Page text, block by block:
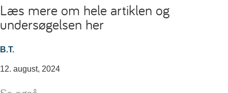
Læs mere om hele artiklen og
undersøgelsen her
B.T.
12. august, 2024